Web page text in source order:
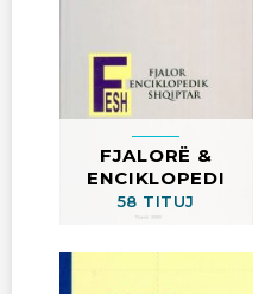
FJALORË &
ENCIKLOPEDI
58 TITUJ